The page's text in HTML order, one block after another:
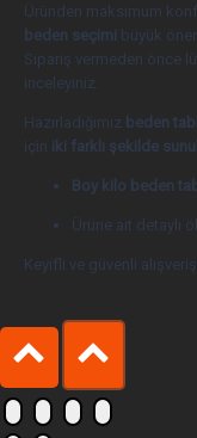
Üründen maksimum
beden seçimi
büyük
Sipariş vermeden önce
inceleyiniz.
Hazırladığımız beden
için
iki farklı şekilde
Boy kilo beden
Ürüne ait detaylı
Keyifli ve güvenli